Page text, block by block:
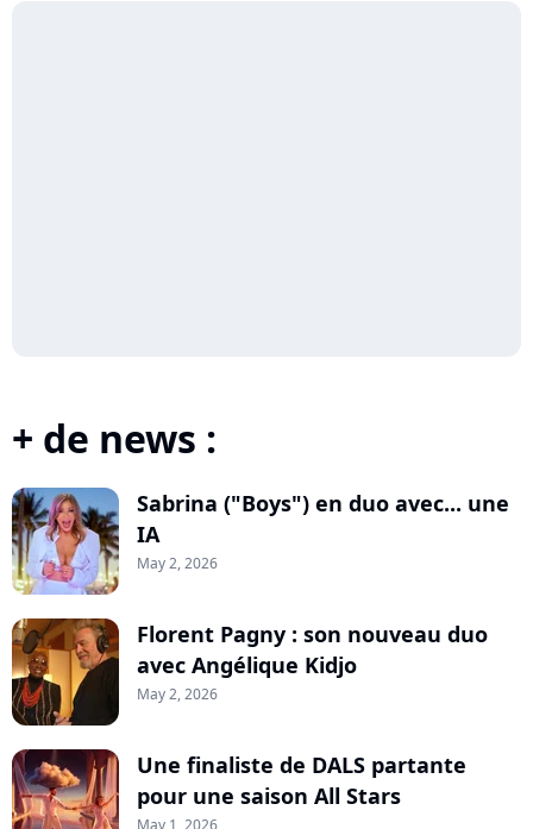
+ de news :
Sabrina ("Boys") en duo avec... une
IA
May 2, 2026
Florent Pagny : son nouveau duo
avec Angélique Kidjo
May 2, 2026
Une finaliste de DALS partante
pour une saison All Stars
May 1, 2026